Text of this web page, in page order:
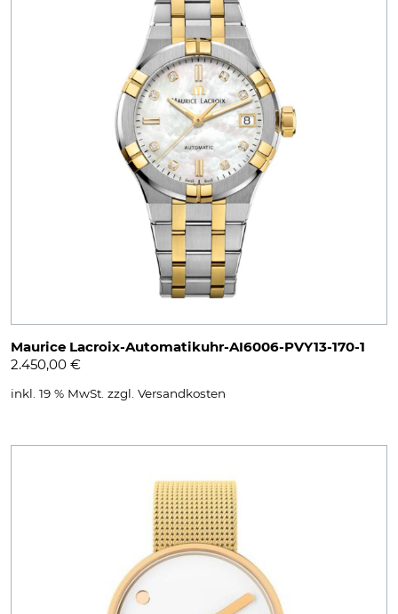
Maurice Lacroix-Automatikuhr-AI6006-PVY13-170-1
2.450,00 €
inkl. 19 % MwSt. zzgl. Versandkosten